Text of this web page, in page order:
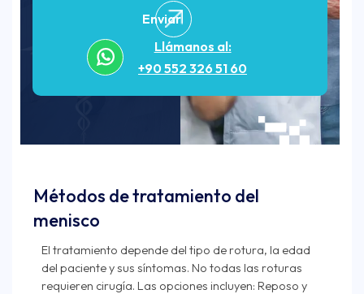
Enviar
Llámanos al:
+90 552 326 51 60
Métodos de tratamiento del
menisco
El tratamiento depende del tipo de rotura, la edad
del paciente y sus síntomas. No todas las roturas
requieren cirugía. Las opciones incluyen: Reposo y